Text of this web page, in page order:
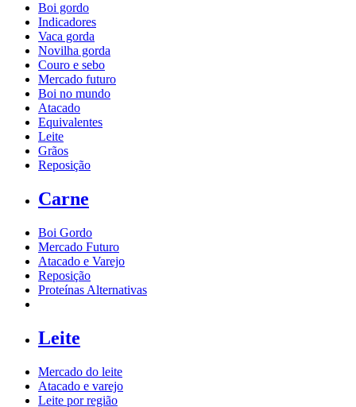
Boi gordo
Indicadores
Vaca gorda
Novilha gorda
Couro e sebo
Mercado futuro
Boi no mundo
Atacado
Equivalentes
Leite
Grãos
Reposição
Carne
Boi Gordo
Mercado Futuro
Atacado e Varejo
Reposição
Proteínas Alternativas
Leite
Mercado do leite
Atacado e varejo
Leite por região